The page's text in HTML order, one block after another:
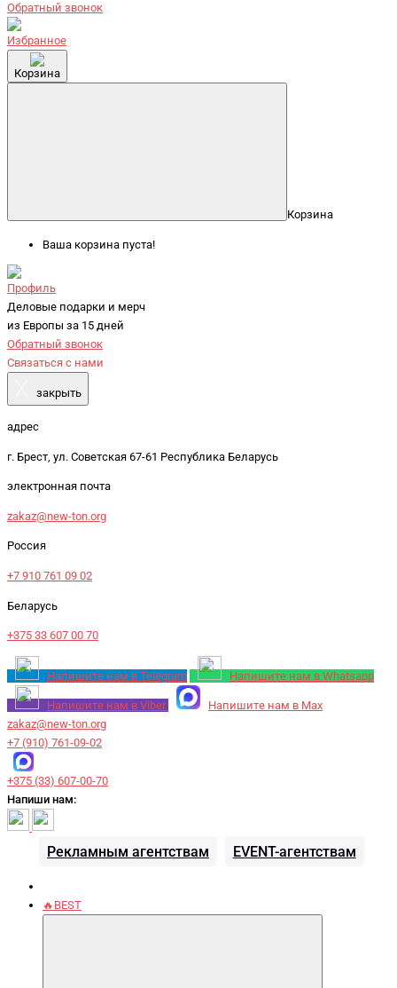
Обратный звонок
Избранное
Корзина
Корзина
Ваша корзина пуста!
Профиль
Деловые подарки и мерч
из Европы за 15 дней
Обратный звонок
Связаться с нами
закрыть
адрес
г. Брест, ул. Советская 67-61 Республика Беларусь
электронная почта
zakaz@new-ton.org
Россия
+7 910 761 09 02
Беларусь
+375 33 607 00 70
Напишите нам в Telegram Напишите нам в Whatsapp
Напишите нам в Viber
Напишите нам в Max
zakaz@new-ton.org
+7 (910) 761-09-02
+375 (33) 607-00-70
Напиши нам:
Рекламным агентствам EVENT-агентствам
🔥BEST